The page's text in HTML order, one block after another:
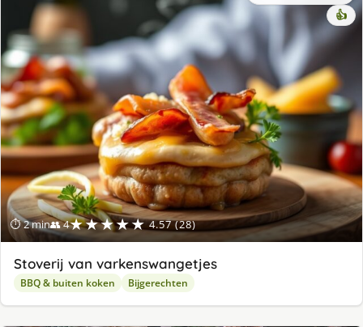
⏱ 2 min👥 4★★★★★ 4.57 (28)
👍
Stoverij van varkenswangetjes
BBQ & buiten koken Bijgerechten